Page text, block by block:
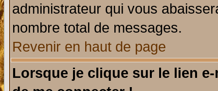
administrateur qui vous
nombre total de messages.
Revenir en haut de page
Lorsque je clique sur le lien